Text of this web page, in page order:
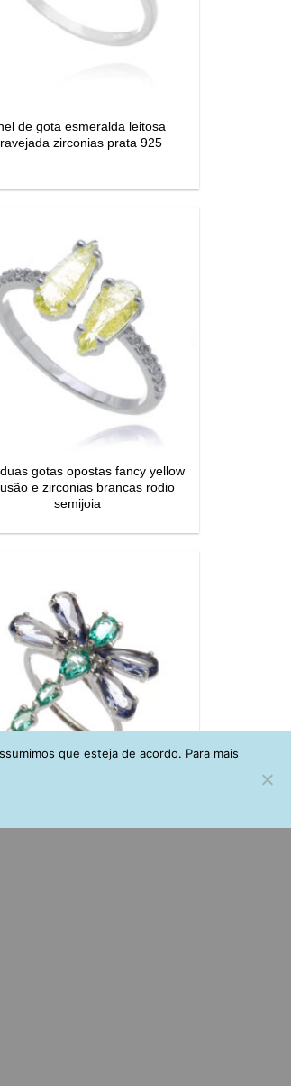
de gota esmeralda leitosa
zirconias prata 925
gotas opostas fancy yellow
e zirconias brancas rodio
semijoia
finas exclusive collection
que esteja de acordo. Para mais